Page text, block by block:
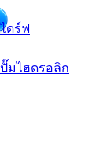
ดร์ฟ
มไฮดรอลิก